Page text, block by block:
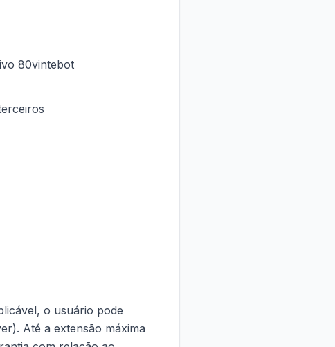
80vintebot
o usuário pode
Até a extensão máxima